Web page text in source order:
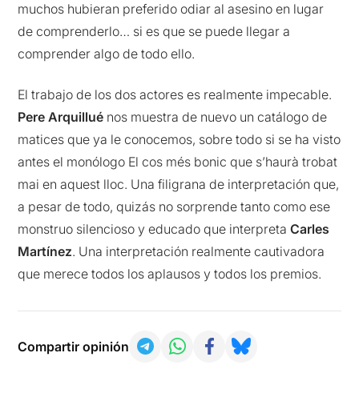
muchos hubieran preferido odiar al asesino en lugar
de comprenderlo… si es que se puede llegar a
comprender algo de todo ello.
El trabajo de los dos actores es realmente impecable.
Pere Arquillué nos muestra de nuevo un catálogo de
matices que ya le conocemos, sobre todo si se ha visto
antes el monólogo El cos més bonic que s’haurà trobat
mai en aquest lloc. Una filigrana de interpretación que,
a pesar de todo, quizás no sorprende tanto como ese
monstruo silencioso y educado que interpretaCarles
Martínez. Una interpretación realmente cautivadora
que merece todos los aplausos y todos los premios.
Compartir opinión